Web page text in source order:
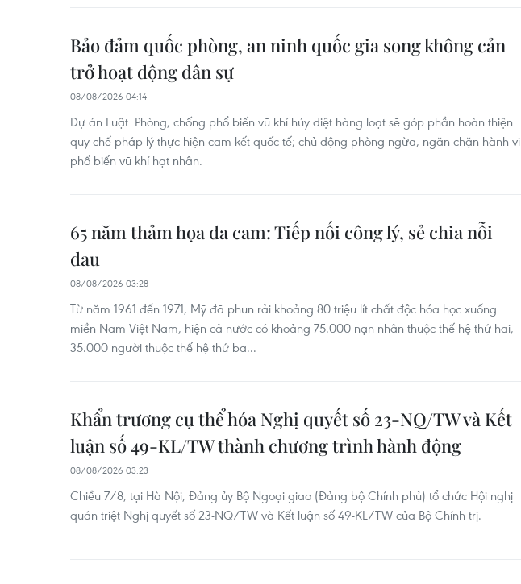
Bảo đảm quốc phòng, an ninh quốc gia song không cản
trở hoạt động dân sự
08/08/2026 04:14
Dự án Luật Phòng, chống phổ biến vũ khí hủy diệt hàng loạt sẽ góp phần hoàn thiện
quy chế pháp lý thực hiện cam kết quốc tế; chủ động phòng ngừa, ngăn chặn hành vi
phổ biến vũ khí hạt nhân.
65 năm thảm họa da cam: Tiếp nối công lý, sẻ chia nỗi
đau
08/08/2026 03:28
Từ năm 1961 đến 1971, Mỹ đã phun rải khoảng 80 triệu lít chất độc hóa học xuống
miền Nam Việt Nam, hiện cả nước có khoảng 75.000 nạn nhân thuộc thế hệ thứ hai,
35.000 người thuộc thế hệ thứ ba...
Khẩn trương cụ thể hóa Nghị quyết số 23-NQ/TW và Kết
luận số 49-KL/TW thành chương trình hành động
08/08/2026 03:23
Chiều 7/8, tại Hà Nội, Đảng ủy Bộ Ngoại giao (Đảng bộ Chính phủ) tổ chức Hội nghị
quán triệt Nghị quyết số 23-NQ/TW và Kết luận số 49-KL/TW của Bộ Chính trị.